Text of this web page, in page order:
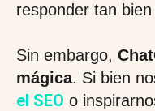
responder tan
Sin embargo,
mágica. Si bien
el SEO o